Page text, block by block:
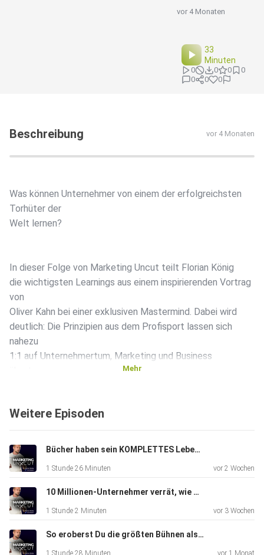
vor 4 Monaten
33
Minuten
0 0 0
0
0
0 0
Beschreibung vor 4 Monaten
Was können Unternehmer von einem der erfolgreichsten
Torhüter der
Welt lernen?
In dieser Folge von Marketing Uncut teilt Florian König
die wichtigsten Learnings aus einem inspirierenden Vortrag
von
Oliver Kahn bei einer exklusiven Mastermind. Dabei wird
deutlich: Die Prinzipien aus dem Profisport lassen sich
nahezu
1:1 auf Unternehmertum, Marketing und Business
Es geht um mehr als nur Erfolg - es geht um Scheitern,
Kahn zeigt, warum Rückschläge kein Zeichen von
Schwäche sind,
sondern ein notwendiger Teil jedes Wachstumsprozesses.
Gerade im
Business entscheidet nicht, ob du scheiterst - sondern wie
damit umgehst.
Mehr
Weitere Episoden
Bücher haben sein KOMPLETTES Leben verändert! - Mit Tobias Milbrandt
1 Stunde 26 Minuten vor 2 Wochen
10 Millionen-Unternehmer verrät, wie Du die Chancen von AI wirklich für Dich nutzt
1 Stunde 2 Minuten vor 3 Wochen
So eroberst Du die größten Bühnen als Speaker - mit Sascha Müller
1 Stunde 28 Minuten vor 1 Monat